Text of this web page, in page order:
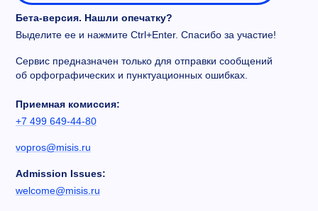
Бета-версия. Нашли опечатку?
Выделите ее и нажмите Ctrl+Enter. Спасибо за участие!
Сервис предназначен только для отправки сообщений
об орфографических и пунктуационных ошибках.
Приемная комиссия:
+7 499 649-44-80
vopros@misis.ru
Admission Issues:
welcome@misis.ru